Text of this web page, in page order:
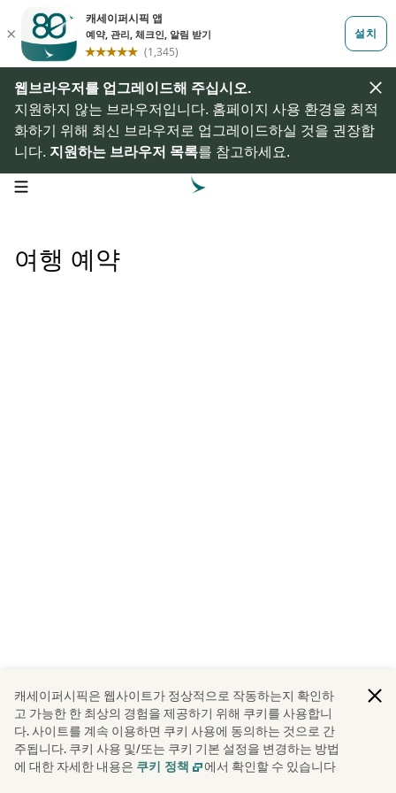
웹브라우저를 업그레이드해 주십시오.
지원하지 않는 브라우저입니다. 홈페이지 사용 환경을 최적
화하기 위해 최신 브라우저로 업그레이드하실 것을 권장합
니다. 지원하는 브라우저 목록를 참고하세요.
open navigation menu
여행 예약
캐세이퍼시픽은 웹사이트가 정상적으로 작동하는지 확인하
고 가능한 한 최상의 경험을 제공하기 위해 쿠키를 사용합니
다. 사이트를 계속 이용하면 쿠키 사용에 동의하는 것으로 간
주됩니다. 쿠키 사용 및/또는 쿠키 기본 설정을 변경하는 방법
에 대한 자세한 내용은 쿠키 정책 에서 확인할 수 있습니다